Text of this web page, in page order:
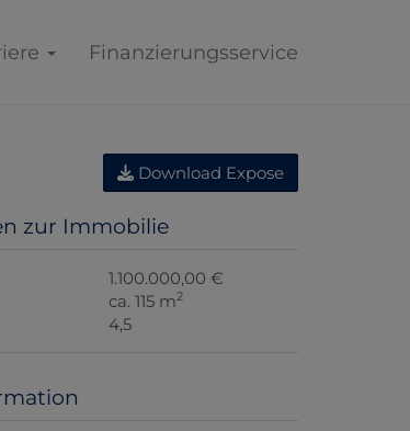
Finanzierungsservice
Download Expose
zur Immobilie
1.100.000,00 €
ca. 115 m2
4,5